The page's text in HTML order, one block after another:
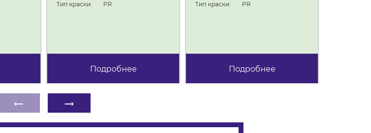
Тип краски: PR
Подробнее
Тип краски: PR
Подробнее
← →